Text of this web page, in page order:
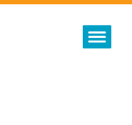
Toggle